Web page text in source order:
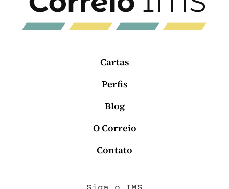
Cartas
Perfis
Blog
O Correio
Contato